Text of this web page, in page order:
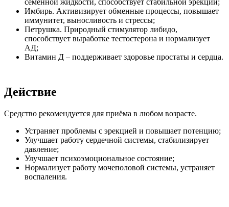
Имбирь. Активизирует обменные процессы, повышает
иммунитет, выносливость и стрессы;
Петрушка. Природный стимулятор либидо,
способствует выработке тестостерона и нормализует
АД;
Витамин Д – поддерживает здоровье простаты и сердца.
Действие
Средство рекомендуется для приёма в любом возрасте.
Устраняет проблемы с эрекцией и повышает потенцию;
Улучшает работу сердечной системы, стабилизирует
давление;
Улучшает психоэмоциональное состояние;
Нормализует работу мочеполовой системы, устраняет
воспаления.